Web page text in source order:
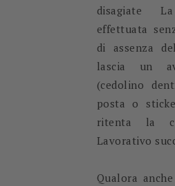
disagiate
effettuata
di assenza
lascia un
(cedolino
posta o
ritenta la
Lavorativo
Qualora